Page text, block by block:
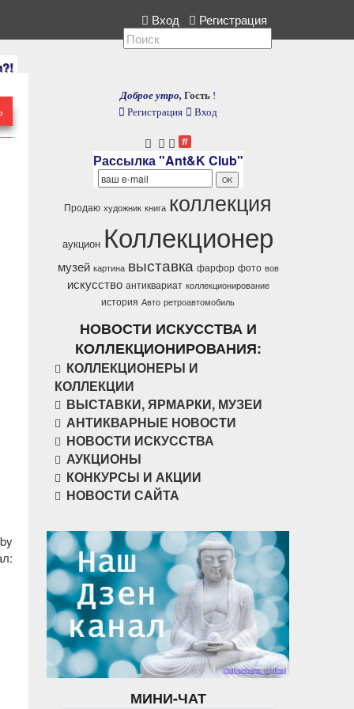
Вход Регистрация
Доброе утро, Гость !
Регистрация
Вход
Рассылка "Ant&K Club"
Продаю художник книга коллекция
аукцион Коллекционер
музей картина выставка фарфор фото вов
искусство антиквариат коллекционирование
история Авто ретроавтомобиль
НОВОСТИ ИСКУССТВА И
КОЛЛЕКЦИОНИРОВАНИЯ:
КОЛЛЕКЦИОНЕРЫ И
КОЛЛЕКЦИИ
ВЫСТАВКИ, ЯРМАРКИ, МУЗЕИ
АНТИКВАРНЫЕ НОВОСТИ
НОВОСТИ ИСКУССТВА
АУКЦИОНЫ
КОНКУРСЫ И АКЦИИ
НОВОСТИ САЙТА
МИНИ-ЧАТ